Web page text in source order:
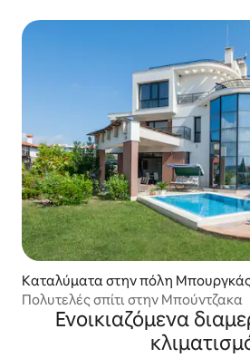
Καταλύματα στην πόλη
Πολυτελές σπίτι στην Μπούντζακα
Ενοικιαζόμενα